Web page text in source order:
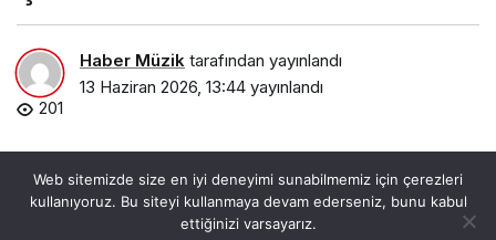
Haber Müzik tarafından yayınlandı
13 Haziran 2026, 13:44 yayınlandı
201
0
Web sitemizde size en iyi deneyimi sunabilmemiz için çerezleri
kullanıyoruz. Bu siteyi kullanmaya devam ederseniz, bunu kabul
ettiğinizi varsayarız.